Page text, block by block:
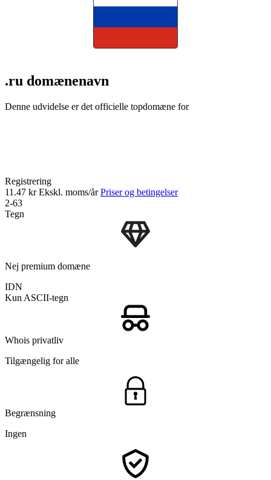
.ru domænenavn
Denne udvidelse er det officielle topdomæne for
Registrering
11.47 krEkskl. moms/årPriser og betingelser
2-63
Tegn
Nej premium domæne
IDN
Kun ASCII-tegn
Whois privatliv
Tilgængelig for alle
Begrænsning
Ingen